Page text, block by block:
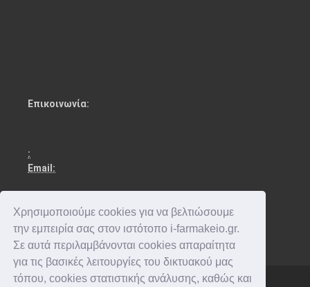
Χρησιμοποιούμε cookies για να βελτιώσουμε
την εμπειρία σας στον ιστότοπο i-farmakeio.gr.
Σε αυτά περιλαμβάνονται cookies απαραίτητα
για τις βασικές λειτουργίες του δικτυακού μας
τόπου, cookies στατιστικής ανάλυσης, καθώς και
Επικοινωνία:
:
Email: